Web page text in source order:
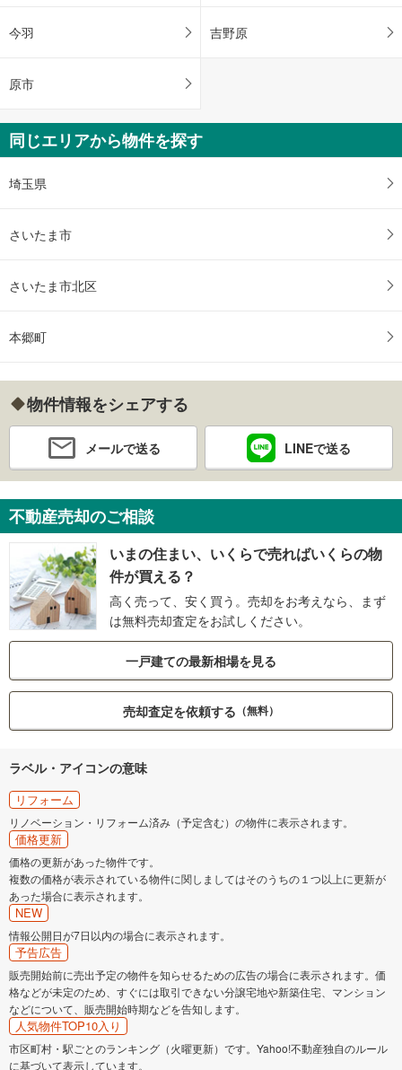
今羽 吉野原
原市
同じエリアから物件を探す
埼玉県
さいたま市
さいたま市北区
本郷町
物件情報をシェアする
メールで送る LINEで送る
不動産売却のご相談
いまの住まい、いくらで売ればいくらの物
件が買える？
高く売って、安く買う。売却をお考えなら、まず
は無料売却査定をお試しください。
一戸建ての最新相場を見る
売却査定を依頼する （無料）
ラベル・アイコンの意味
リフォーム
リノベーション・リフォーム済み（予定含む）の物件に表示されます。
価格更新
価格の更新があった物件です。
複数の価格が表示されている物件に関しましてはそのうちの１つ以上に更新が
あった場合に表示されます。
NEW
情報公開日が7日以内の場合に表示されます。
予告広告
販売開始前に売出予定の物件を知らせるための広告の場合に表示されます。価
格などが未定のため、すぐには取引できない分譲宅地や新築住宅、マンション
などについて、販売開始時期などを告知します。
人気物件TOP10入り
市区町村・駅ごとのランキング（火曜更新）です。Yahoo!不動産独自のルール
に基づいて表示しています。